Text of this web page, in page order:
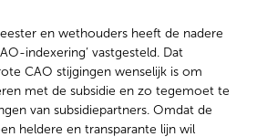
en wethouders heeft de nadere
indexering’ vastgesteld. Dat
CAO stijgingen wenselijk is om
met de subsidie en zo tegemoet te
van subsidiepartners. Omdat de
heldere en transparante lijn wil